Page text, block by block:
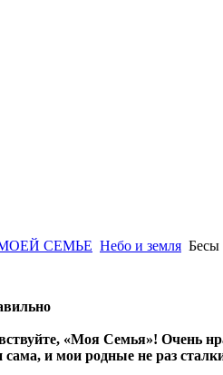
СЕМЬЕ Небо и земля Бесы
«Моя Семья»! Очень
сама, и мои родные не раз